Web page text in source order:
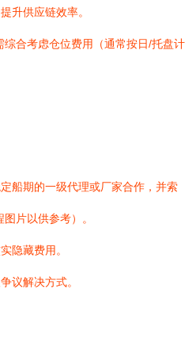
升供应链效率。
合考虑仓位费用（通常按日/托盘计
船期的一级代理或厂家合作，并索
片以供参考）。
隐藏费用。
议解决方式。